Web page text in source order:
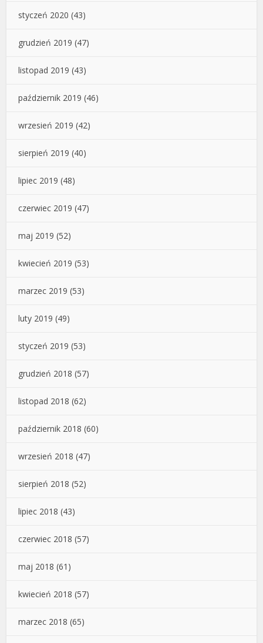
styczeń 2020 (43)
grudzień 2019 (47)
listopad 2019 (43)
październik 2019 (46)
wrzesień 2019 (42)
sierpień 2019 (40)
lipiec 2019 (48)
czerwiec 2019 (47)
maj 2019 (52)
kwiecień 2019 (53)
marzec 2019 (53)
luty 2019 (49)
styczeń 2019 (53)
grudzień 2018 (57)
listopad 2018 (62)
październik 2018 (60)
wrzesień 2018 (47)
sierpień 2018 (52)
lipiec 2018 (43)
czerwiec 2018 (57)
maj 2018 (61)
kwiecień 2018 (57)
marzec 2018 (65)